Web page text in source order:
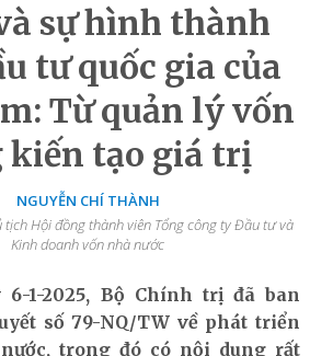
sự hình thành
tư quốc gia của
Từ quản lý vốn
kiến tạo giá trị
NGUYỄN CHÍ THÀNH
Hội đồng thành viên Tổng công ty Đầu tư và
Kinh doanh vốn nhà nước
6-1-2025, Bộ Chính trị đã ban
số 79-NQ/TW về phát triển
trong đó có nội dung rất